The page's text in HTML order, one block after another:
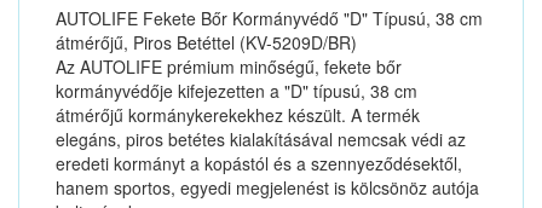
AUTOLIFE Fekete Bőr Kormányvédő "D" Típusú, 38 cm
átmérőjű, Piros Betéttel (KV-5209D/BR)
Az AUTOLIFE prémium minőségű, fekete bőr
kormányvédője kifejezetten a "D" típusú, 38 cm
átmérőjű kormánykerekekhez készült. A termék
elegáns, piros betétes kialakításával nemcsak védi az
eredeti kormányt a kopástól és a szennyeződésektől,
hanem sportos, egyedi megjelenést is kölcsönöz autója